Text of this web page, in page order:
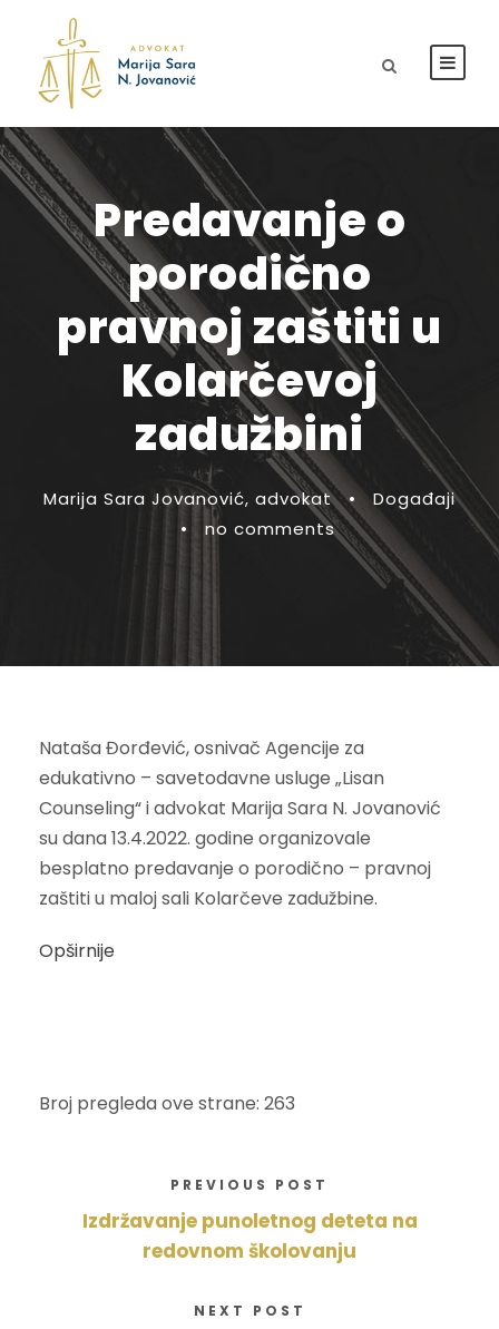
Predavanje o
porodično
pravnoj zaštiti u
Kolarčevoj
zadužbini
Marija Sara Jovanović, advokat •
Događaji
•
no comments
Nataša Đorđević, osnivač Agencije za
edukativno – savetodavne usluge „Lisan
Counseling“ i advokat Marija Sara N. Jovanović
su dana 13.4.2022. godine organizovale
besplatno predavanje o porodično – pravnoj
zaštiti u maloj sali Kolarčeve zadužbine.
Opširnije
Broj pregleda ove strane: 263
PREVIOUS POST
Izdržavanje punoletnog deteta na
redovnom školovanju
NEXT POST